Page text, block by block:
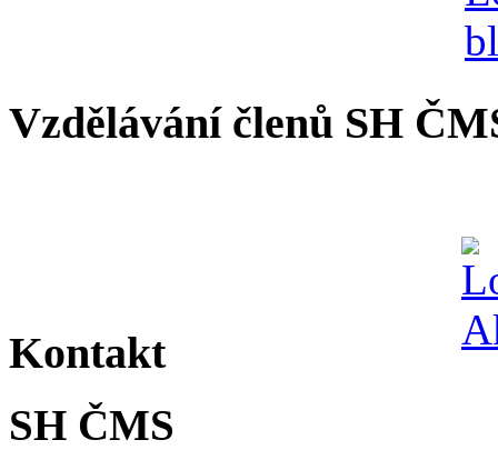
Vzdělávání členů SH
Kontakt
SH ČMS